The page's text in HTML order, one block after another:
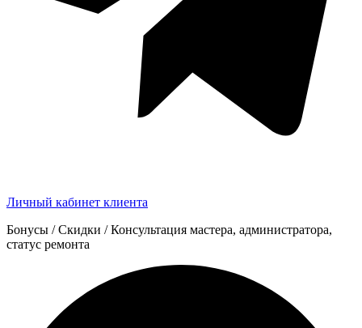
Личный кабинет клиента
Бонусы / Скидки / Консультация мастера, администратора,
статус ремонта